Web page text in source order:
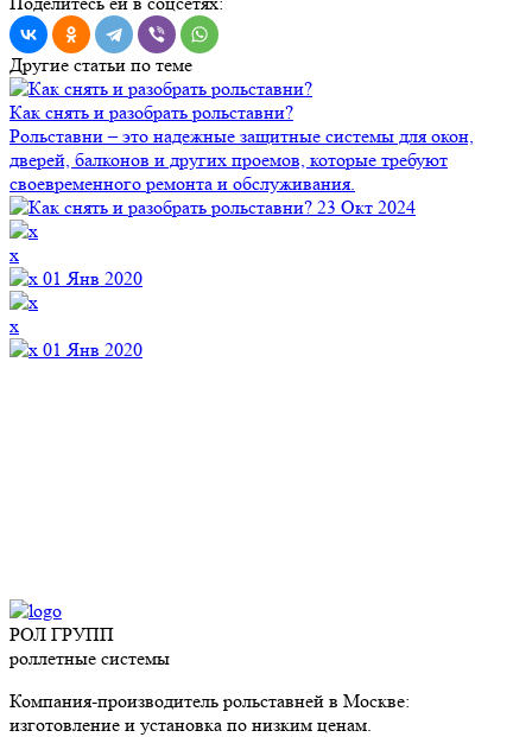
Другие статьи по теме
Как снять и разобрать рольставни?
Рольставни – это надежные защитные системы для окон,
дверей, балконов и других проемов, которые требуют
своевременного ремонта и обслуживания.
23 Окт 2024
x
01 Янв 2020
x
01 Янв 2020
РОЛ ГРУПП
роллетные системы
Компания-производитель рольставней в Москве:
изготовление и установка по низким ценам.